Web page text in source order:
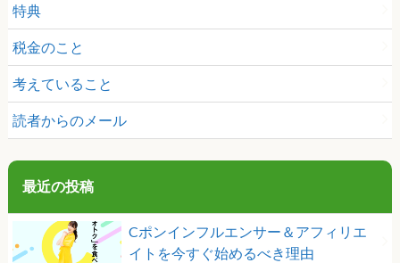
特典
税金のこと
考えていること
読者からのメール
最近の投稿
Cポンインフルエンサー＆アフィリエ
イトを今すぐ始めるべき理由